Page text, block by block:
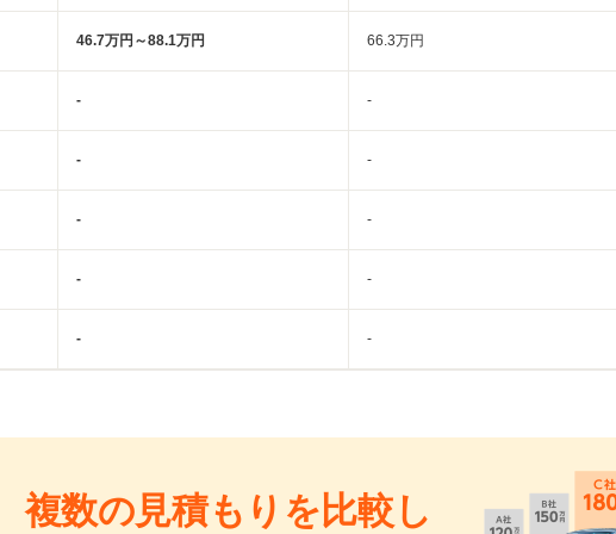
46.7万円～88.1万円 66.3万円
- -
- -
- -
- -
- -
複数の見積もりを比較し